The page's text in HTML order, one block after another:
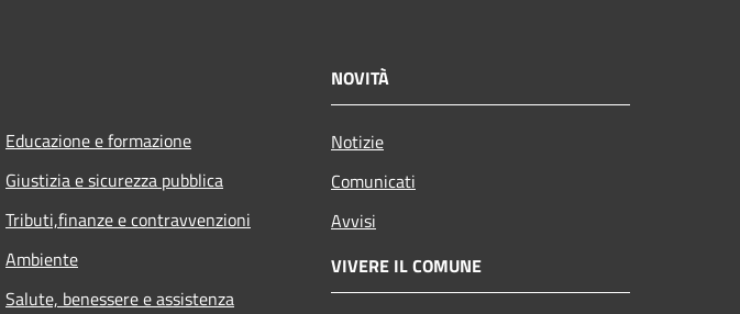
Educazione e formazione
Giustizia e sicurezza pubblica
Tributi,finanze e contravvenzioni
Ambiente
Salute, benessere e assistenza
NOVITÀ
Notizie
Comunicati
Avvisi
VIVERE IL COMUNE